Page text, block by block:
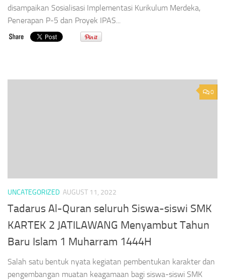
disampaikan Sosialisasi Implementasi Kurikulum Merdeka,
Penerapan P-5 dan Proyek IPAS...
0
UNCATEGORIZED AUGUST 11, 2022
Tadarus Al-Quran seluruh Siswa-siswi SMK
KARTEK 2 JATILAWANG Menyambut Tahun
Baru Islam 1 Muharram 1444H
Salah satu bentuk nyata kegiatan pembentukan karakter dan
pengembangan muatan keagamaan bagi siswa-siswi SMK